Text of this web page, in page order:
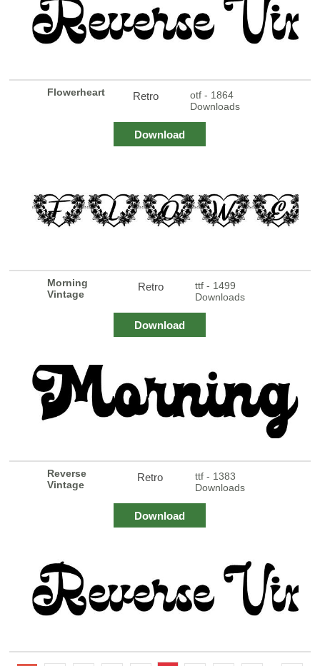
Flowerheart Retro
otf - 1864
Downloads
Download
Morning
Vintage
Retro
ttf - 1499
Downloads
Download
Reverse
Vintage
Retro
ttf - 1383
Downloads
Download